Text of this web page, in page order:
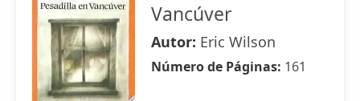
Vancúver
Autor: Eric Wilson
Número de Páginas: 161